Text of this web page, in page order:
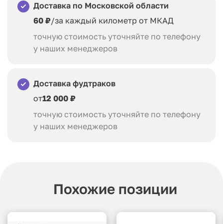
Доставка по Московской области
60 ₽/за каждый километр от МКАД
точную стоимость уточняйте по телефону
у наших менеджеров
Доставка фудтраков
от12 000 ₽
точную стоимость уточняйте по телефону
у наших менеджеров
Похожие позиции